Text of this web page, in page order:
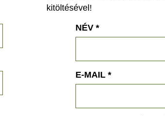
kitöltésével!
NÉV *
E-MAIL *